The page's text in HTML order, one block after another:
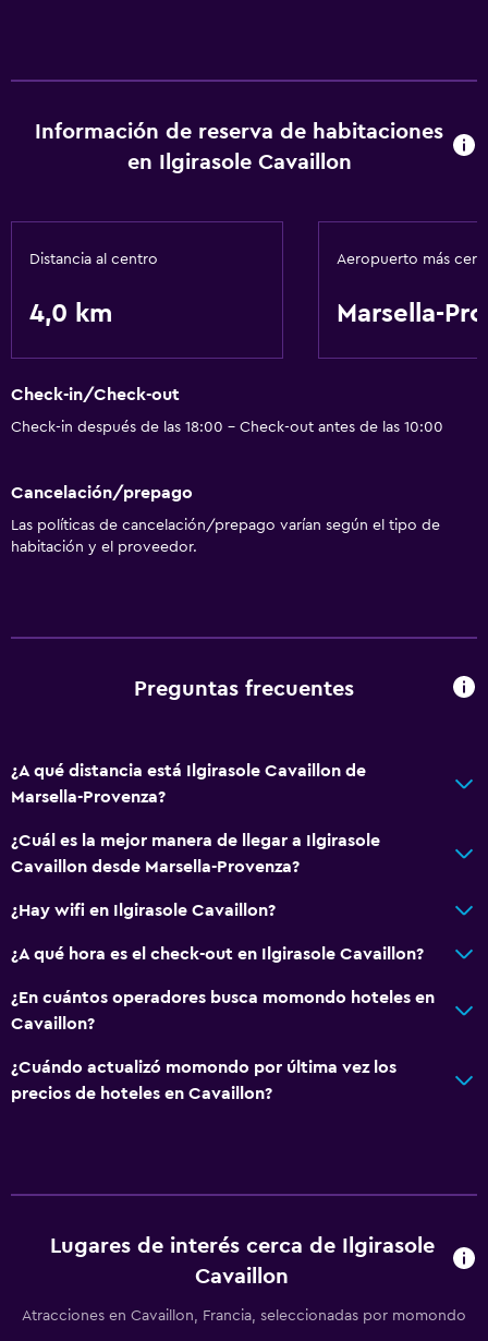
Información de reserva de habitaciones
en Ilgirasole Cavaillon
Distancia al centro
4,0 km
Aeropuerto más
Marsella-
Check-in/Check-out
Check-in después de las 18:00 - Check-out antes de las 10:00
Cancelación/prepago
Las políticas de cancelación/prepago varían según el tipo de
habitación y el proveedor.
Preguntas frecuentes
¿A qué distancia está Ilgirasole Cavaillon de
Marsella-Provenza?
¿Cuál es la mejor manera de llegar a Ilgirasole
Cavaillon desde Marsella-Provenza?
¿Hay wifi en Ilgirasole Cavaillon?
¿A qué hora es el check-out en Ilgirasole Cavaillon?
¿En cuántos operadores busca momondo hoteles en
Cavaillon?
¿Cuándo actualizó momondo por última vez los
precios de hoteles en Cavaillon?
Lugares de interés cerca de Ilgirasole
Cavaillon
Atracciones en Cavaillon, Francia, seleccionadas por momondo